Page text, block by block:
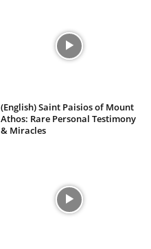
(English) Saint Paisios of Mount
Athos: Rare Personal Testimony
& Miracles